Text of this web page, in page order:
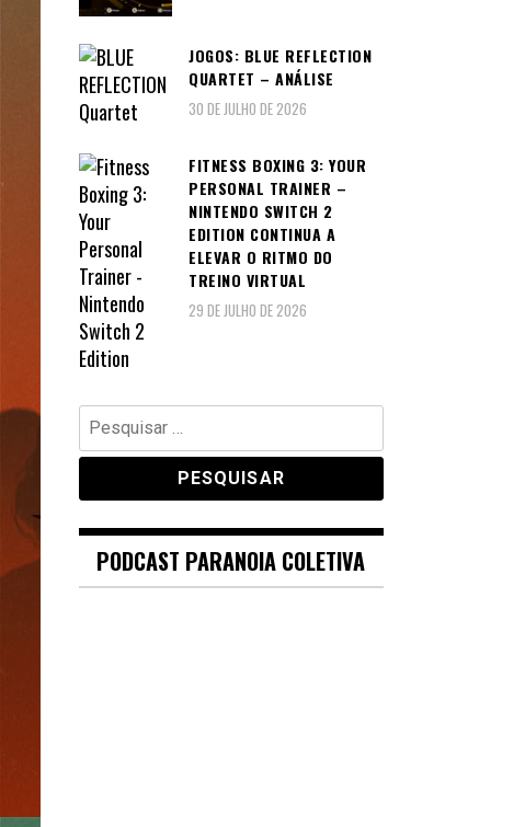
JOGOS: BLUE REFLECTION
QUARTET – ANÁLISE
30 DE JULHO DE 2026
FITNESS BOXING 3: YOUR
PERSONAL TRAINER –
NINTENDO SWITCH 2
EDITION CONTINUA A
ELEVAR O RITMO DO
TREINO VIRTUAL
29 DE JULHO DE 2026
Pesquisar
por:
PODCAST PARANOIA COLETIVA